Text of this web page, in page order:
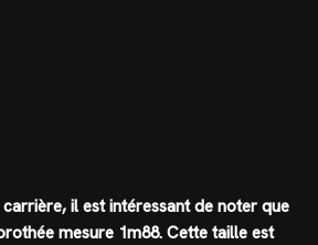
il est intéressant de noter que
mesure 1m88. Cette taille est